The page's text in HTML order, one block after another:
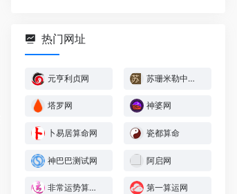
热门网址
元亨利贞网 苏珊米勒中文网
塔罗网 神婆网
卜易居算命网 瓷都算命
神巴巴测试网 阿启网
非常运势算命网 第一算运网